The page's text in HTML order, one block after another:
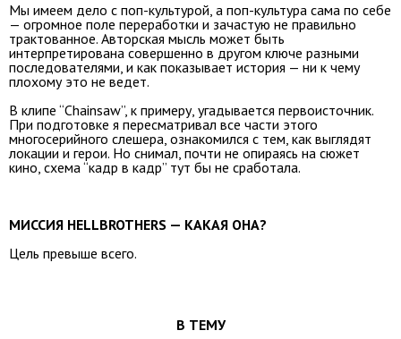
Мы имеем дело с поп-культурой, а поп-культура сама по себе
— огромное поле переработки и зачастую не правильно
трактованное. Авторская мысль может быть
интерпретирована совершенно в другом ключе разными
последователями, и как показывает история — ни к чему
плохому это не ведет.
В клипе “Chainsaw”, к примеру, угадывается первоисточник.
При подготовке я пересматривал все части этого
многосерийного слешера, ознакомился с тем, как выглядят
локации и герои. Но снимал, почти не опираясь на сюжет
кино, схема “кадр в кадр” тут бы не сработала.
МИССИЯ HELLBROTHERS — КАКАЯ ОНА?
Цель превыше всего.
В ТЕМУ